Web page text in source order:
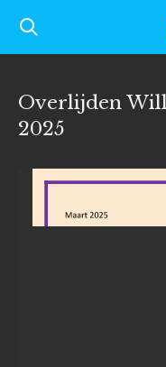
Ga
direct
de
Overlijden
2025